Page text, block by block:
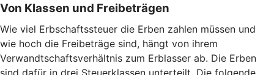
Von Klassen und Freibeträgen
Wie viel Erbschaftssteuer die Erben zahlen müssen und
wie hoch die Freibeträge sind, hängt von ihrem
Verwandtschaftsverhältnis zum Erblasser ab. Die Erben
sind dafür in drei Steuerklassen unterteilt. Die folgende